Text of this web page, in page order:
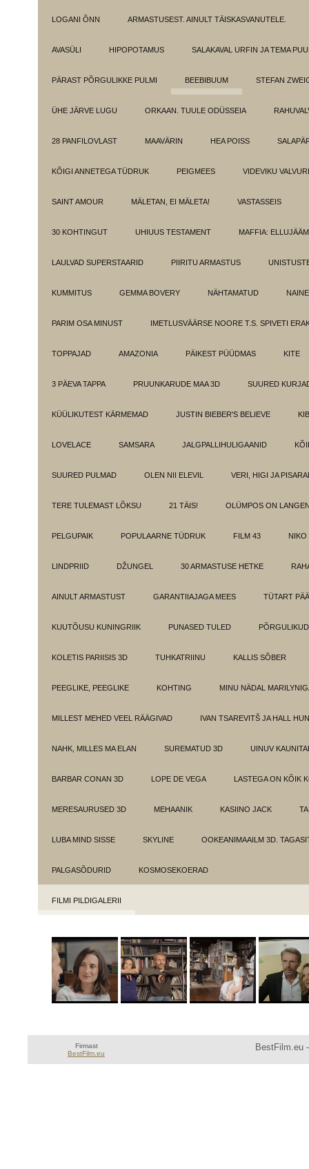
LOGANI ÕNN ARMASTUSEST. AINULT TÄISKASVANUTELE.
AVASÜLI HIPOPOTAMUS SALAKAVAL URFIN JA TEMA
PÄRAST PÕRGULIKKE PULMI BEEBIBUUM STEFAN
ÜHE JÄRVE LUGU ORKAAN. TUULE ODÜSSEIA
28 PANFILOVLAST MAAVÄRIN HEA POISS
KÕIGI ANNETEGA TÜDRUK PEIGMEES VIDEVIKU
SAINT AMOUR MÄLETAN, EI MÄLETA! VASTASSEIS
30 KOHTINGUT UHIUUS TESTAMENT MAFFIA:
LAULVAD SUPERSTAARID PIIRITU ARMASTUS
KUMMITUS GEMMA BOVERY NÄHTAMATUD
PARIM OSA MINUST IMETLUSVÄÄRSE NOORE T.S. SPIVETI
TOPPAJAD AMAZONIA PÄIKEST PÜÜDMAS KITE
3 PÄEVA TAPPA PRUUNKARUDE MAA 3D SUURED
KÜÜLIKUTEST KÄRMEMAD JUSTIN BIEBER'S BELIEVE
LOVELACE SAMSARA JALGPALLIHULIGAANID
SUURED PULMAD OLEN NII ELEVIL VERI, HIGI JA
TERE TULEMAST LÕKSU 21 TÄIS! OLÜMPOS ON
PELGUPAIK POPULAARNE TÜDRUK FILM 43 NIKO
LINDPRIID DŽUNGEL 30 ARMASTUSE HETKE
AINULT ARMASTUST GARANTIIAJAGA MEES TÜTART
KUUTÕUSU KUNINGRIIK PUNASED TULED
KOLETIS PARIISIS 3D TUHKATRIINU KALLIS SÕBER
PEEGLIKE, PEEGLIKE KOHTING MINU NÄDAL
MILLEST MEHED VEEL RÄÄGIVAD IVAN TSAREVITŠ JA HALL
NAHK, MILLES MA ELAN SUREMATUD 3D UINUV
BARBAR CONAN 3D LOPE DE VEGA LASTEGA ON KÕIK
MERESAURUSED 3D MEHAANIK KASIINO JACK
LUBA MIND SISSE SKYLINE OOKEANIMAAILM 3D.
PALGASÕDURID KOSMOSEKOERAD
FILMI PILDIGALERII
Firmast
BestFilm.eu
BestFilm.eu